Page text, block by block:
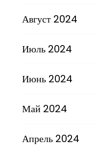
Август 2024
Июль 2024
Июнь 2024
Май 2024
Апрель 2024